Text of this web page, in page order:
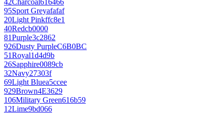
42Charcoal616466
95Sport Greyafafaf
20Light Pinkffc8e1
40Redcb0000
81Purple3c2862
926Dusty PurpleC6B0BC
51Royal1d4d9b
26Sapphire0089cb
32Navy27303f
69Light Bluea5ccee
929Brown4E3629
106Military Green616b59
12Lime9bd066